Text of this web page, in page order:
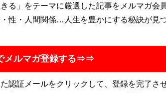
る」をテーマに厳選した記事をメルマガ会
性・人間関係…人生を豊かにする秘訣が見
メルマガ登録する⇒⇒
認証メールをクリックして、登録を完了さ